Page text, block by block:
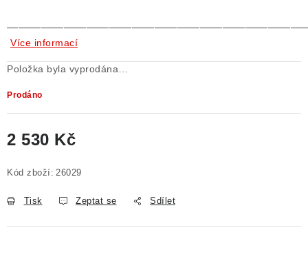
Více informací
Položka byla vyprodána…
Prodáno
2 530 Kč
Kód zboží: 26029
Tisk Zeptat se Sdílet